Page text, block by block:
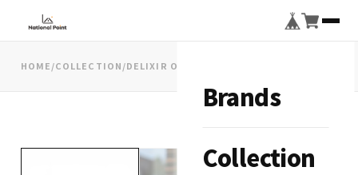
Brands
Collection
HOME/COLLECTION/DELIXIR ONXY SODALITE BRACELET